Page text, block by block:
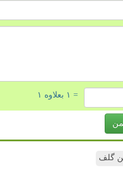
= ۱ بعلاوه ۱
گلف